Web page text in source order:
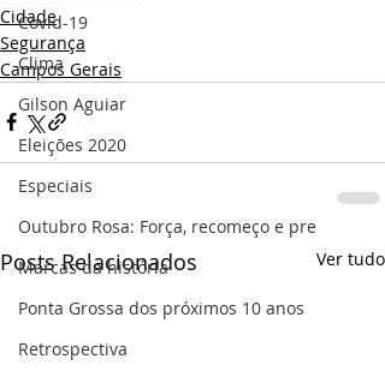
Covid-19
Clima
Gilson Aguiar
Eleições 2020
Especiais
Outubro Rosa: Força, recomeço e pre
Marcas da história
Ponta Grossa dos próximos 10 anos
Retrospectiva
Cidade
Segurança
Campos Gerais
Posts Relacionados Ver tudo